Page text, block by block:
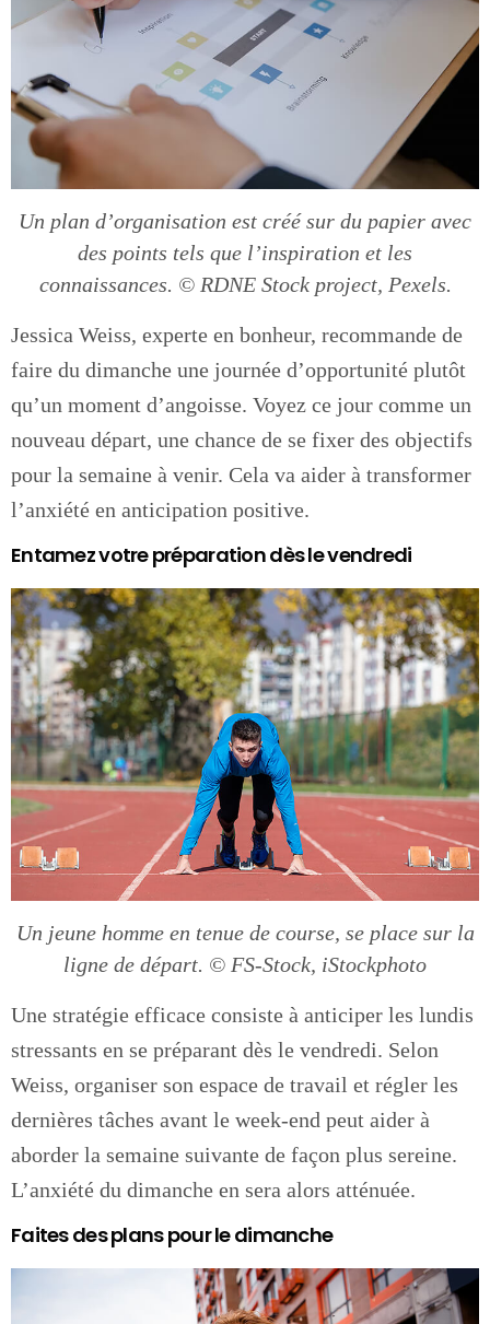
Un plan d’organisation est créé sur du papier avec
des points tels que l’inspiration et les
connaissances. © RDNE Stock project, Pexels.
Jessica Weiss, experte en bonheur, recommande de
faire du dimanche une journée d’opportunité plutôt
qu’un moment d’angoisse. Voyez ce jour comme un
nouveau départ, une chance de se fixer des objectifs
pour la semaine à venir. Cela va aider à transformer
l’anxiété en anticipation positive.
Entamez votre préparation dès le vendredi
Un jeune homme en tenue de course, se place sur la
ligne de départ. © FS-Stock, iStockphoto
Une stratégie efficace consiste à anticiper les lundis
stressants en se préparant dès le vendredi. Selon
Weiss, organiser son espace de travail et régler les
dernières tâches avant le week-end peut aider à
aborder la semaine suivante de façon plus sereine.
L’anxiété du dimanche en sera alors atténuée.
Faites des plans pour le dimanche